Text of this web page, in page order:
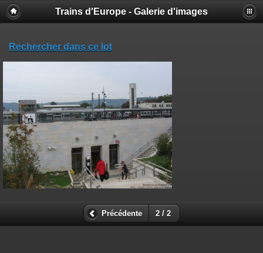
Trains d'Europe - Galerie d'images
Rechercher dans ce lot
Précédente 2 / 2